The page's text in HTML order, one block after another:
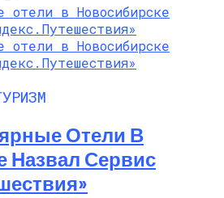
Отели В
Назвал Сервис